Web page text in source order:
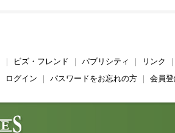
ビズ・フレンド パブリシティ リンク
ログイン パスワードをお忘れの方｜ 会員登